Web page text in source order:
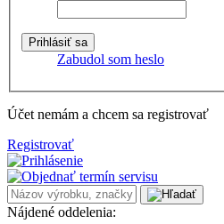
Zabudol som heslo
Účet nemám a chcem sa registrovať
Registrovať
Nájdené oddelenia: